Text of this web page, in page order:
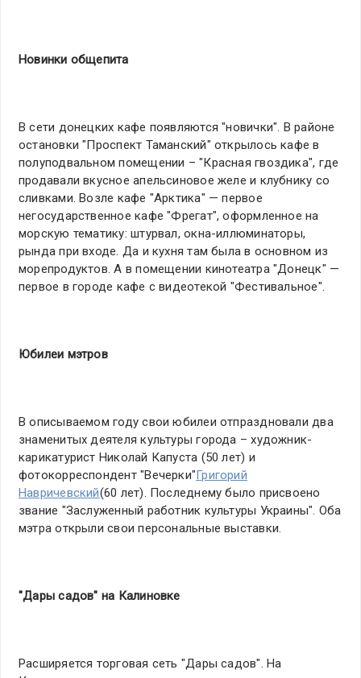
Новинки общепита
В сети донецких кафе появляются "новички". В районе
остановки "Проспект Таманский" открылось кафе в
полуподвальном помещении – "Красная гвоздика", где
продавали вкусное апельсиновое желе и клубнику со
сливками. Возле кафе "Арктика" — первое
негосударственное кафе "Фрегат", оформленное на
морскую тематику: штурвал, окна-иллюминаторы,
рында при входе. Да и кухня там была в основном из
морепродуктов. А в помещении кинотеатра "Донецк" —
первое в городе кафе с видеотекой "Фестивальное".
Юбилеи мэтров
В описываемом году свои юбилеи отпраздновали два
знаменитых деятеля культуры города – художник-
карикатурист Николай Капуста (50 лет) и
фотокорреспондент "Вечерки" Григорий
Навричевский(60 лет). Последнему было присвоено
звание "Заслуженный работник культуры Украины". Оба
мэтра открыли свои персональные выставки.
"Дары садов" на Калиновке
Расширяется торговая сеть "Дары садов". На